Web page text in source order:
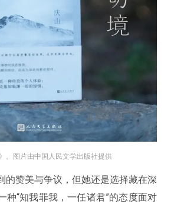
。图片由中国人民文学出版社提供
的赞美与争议，但她还是选择藏在深
种“知我罪我，一任诸君”的态度面对